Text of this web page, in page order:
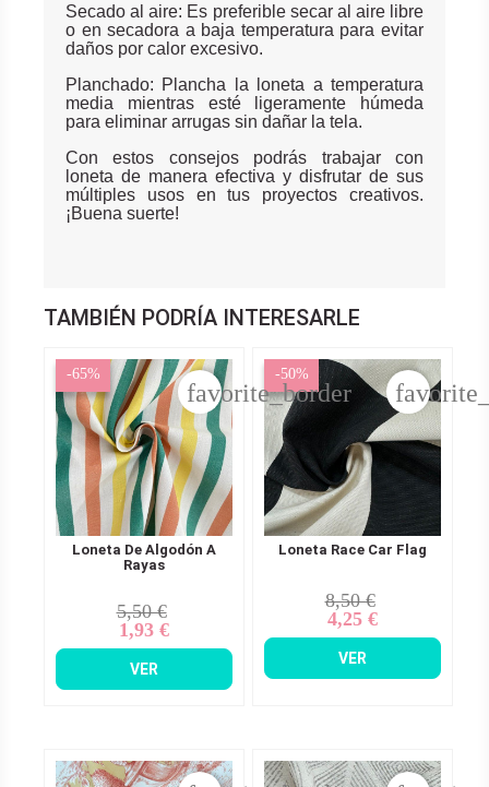
Secado al aire: Es preferible secar al aire libre
o en secadora a baja temperatura para evitar
daños por calor excesivo.
Planchado: Plancha la loneta a temperatura
media mientras esté ligeramente húmeda
para eliminar arrugas sin dañar la tela.
Con estos consejos podrás trabajar con
loneta de manera efectiva y disfrutar de sus
múltiples usos en tus proyectos creativos.
¡Buena suerte!
TAMBIÉN PODRÍA INTERESARLE
Loneta De Algodón A
Rayas
Precio
base
5,50 €
Precio
1,93 €
-65%
VER
favorite_border
Loneta Race Car Flag
Precio
base
8,50 €
Precio
4,25 €
-50%
VER